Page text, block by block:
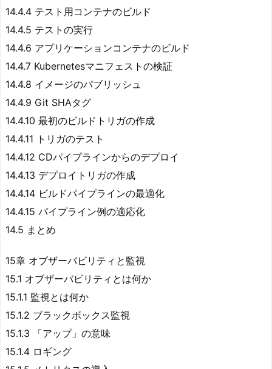
14.4.4 テスト用コンテナのビルド
14.4.5 テストの実行
14.4.6 アプリケーションコンテナのビルド
14.4.7 Kubernetesマニフェストの検証
14.4.8 イメージのパブリッシュ
14.4.9 Git SHAタグ
14.4.10 最初のビルドトリガの作成
14.4.11 トリガのテスト
14.4.12 CDパイプラインからのデプロイ
14.4.13 デプロイトリガの作成
14.4.14 ビルドパイプラインの最適化
14.4.15 パイプライン例の適応化
14.5 まとめ
15章 オブザーバビリティと監視
15.1 オブザーバビリティとは何か
15.1.1 監視とは何か
15.1.2 ブラックボックス監視
15.1.3 「アップ」の意味
15.1.4 ロギング